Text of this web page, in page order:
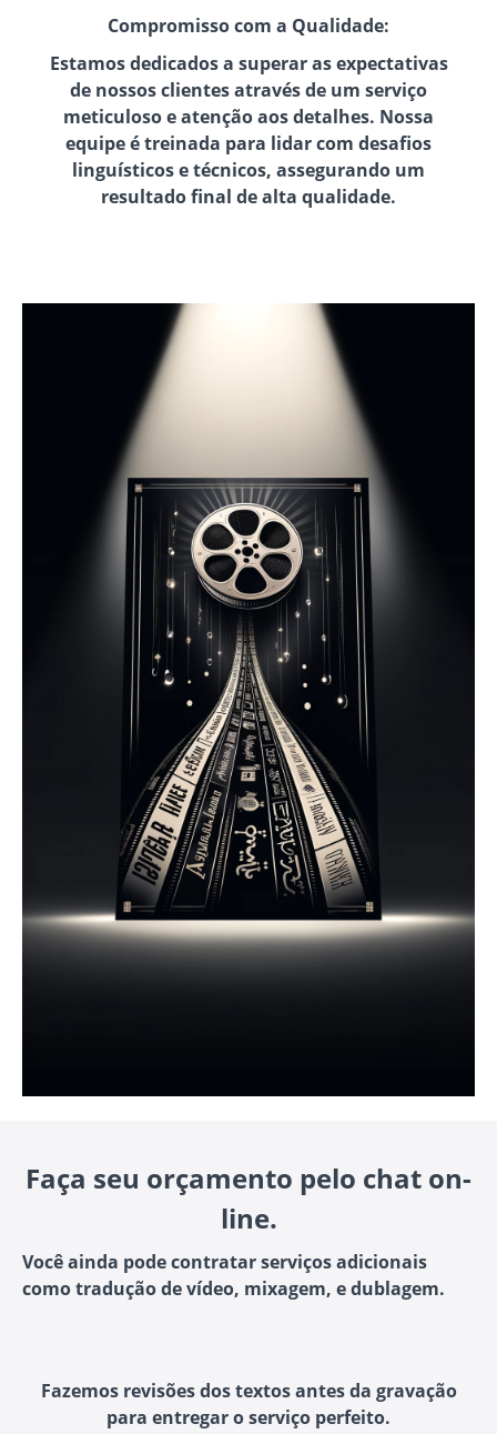
Compromisso com a Qualidade:
Estamos dedicados a superar as expectativas
de nossos clientes através de um serviço
meticuloso e atenção aos detalhes. Nossa
equipe é treinada para lidar com desafios
linguísticos e técnicos, assegurando um
resultado final de alta qualidade.
Faça seu orçamento pelo chat on-
line.
Você ainda pode contratar serviços adicionais
como tradução de vídeo, mixagem, e dublagem.
Fazemos revisões dos textos antes da gravação
para entregar o serviço perfeito.